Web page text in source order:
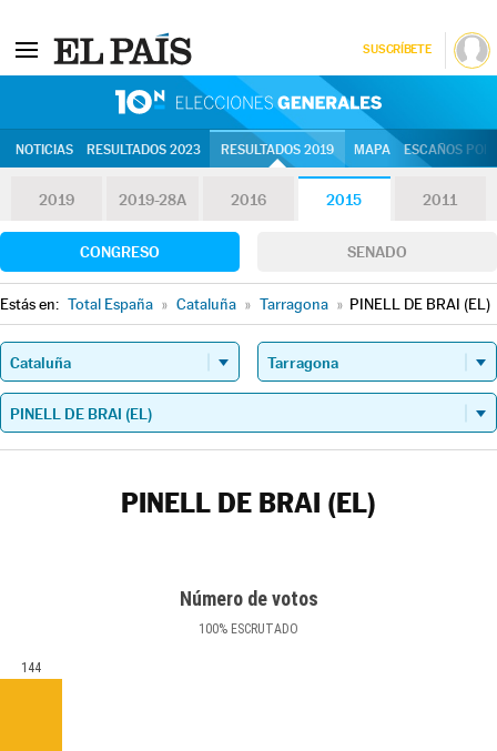
SUSCRÍBETE
NOTICIAS RESULTADOS 2023 RESULTADOS 2019 MAPA ESCAÑOS
2019 2019-28A 2016 2015 2011
CONGRESO SENADO
Estás en: Total España » Cataluña » Tarragona » PINELL DE BRAI (EL)
PINELL DE BRAI (EL)
Número de votos
100% ESCRUTADO
144